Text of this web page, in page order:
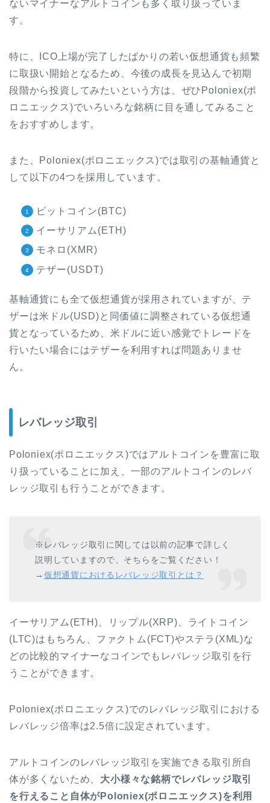
ないマイナーなアルトコインも多く取り扱っていま
す。
特に、ICO上場が完了したばかりの若い仮想通貨も頻繁
に取扱い開始となるため、今後の成長を見込んで初期
段階から投資してみたいという方は、ぜひPoloniex(ポ
ロニエックス)でいろいろな銘柄に目を通してみること
をおすすめします。
また、Poloniex(ポロニエックス)では取引の基軸通貨と
して以下の4つを採用しています。
ビットコイン(BTC)
イーサリアム(ETH)
モネロ(XMR)
テザー(USDT)
基軸通貨にも全て仮想通貨が採用されていますが、テ
ザーは米ドル(USD)と同価値に調整されている仮想通
貨となっているため、米ドルに近い感覚でトレードを
行いたい場合にはテザーを利用すれば問題ありませ
ん。
レバレッジ取引
Poloniex(ポロニエックス)ではアルトコインを豊富に取
り扱っていることに加え、一部のアルトコインのレバ
レッジ取引も行うことができます。
※レバレッジ取引に関しては以前の記事で詳しく
説明していますので、そちらをご覧ください！
→ 仮想通貨におけるレバレッジ取引とは？
イーサリアム(ETH)、リップル(XRP)、ライトコイン
(LTC)はもちろん、ファクトム(FCT)やステラ(XML)な
どの比較的マイナーなコインでもレバレッジ取引を行
うことができます。
Poloniex(ポロニエックス)でのレバレッジ取引における
レバレッジ倍率は2.5倍に設定されています。
アルトコインのレバレッジ取引を実施できる取引所自
体が多くないため、 大小様々な銘柄でレバレッジ取引
を行えること自体がPoloniex(ポロニエックス)を利用